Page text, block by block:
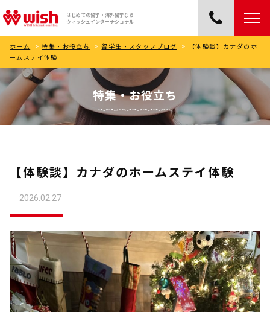
はじめての留学・海外留学なら
ウィッシュインターナショナル
ホーム > 特集・お役立ち > 留学生・スタッフブログ >
【体験談】カナダのホ
ームステイ体験
特集・お役立ち
【体験談】カナダのホームステイ体験
2026.02.27